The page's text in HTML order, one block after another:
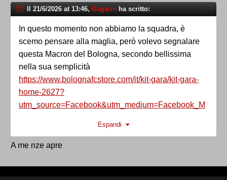
Il 21/6/2026 at 13:46, Gagarin ha scritto:
In questo momento non abbiamo la squadra, è
scemo pensare alla maglia, però volevo segnalare
questa Macron del Bologna, secondo bellissima
nella sua semplicità
https://www.bolognafcstore.com/it/kit-gara/kit-gara-
home-2627?
utm_source=Facebook&utm_medium=Facebook_M
utm_content=MAGLIA+HOME&utm_term=HOME+KI
T+2026%2F27+-
kaWQBqzUeeLedwnNydGMGYXBwX2lkCjY2Mjg1
Espandi
A me nze apre